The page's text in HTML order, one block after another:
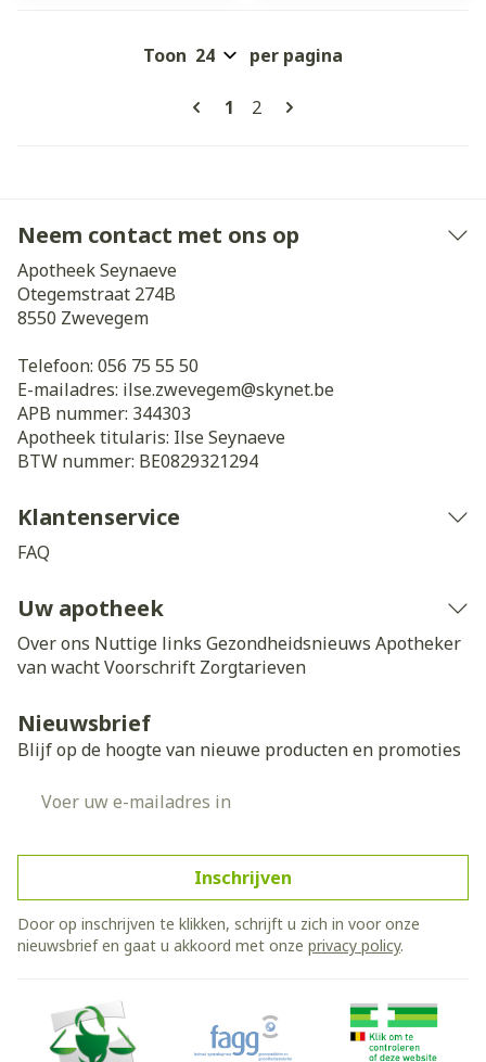
Pagina's
U lees momenteel pagina
1 Pagina
2
Toon per pagina
Neem contact met ons op
Apotheek Seynaeve
Otegemstraat 274B
8550 Zwevegem
Telefoon: 056 75 55 50
E-mailadres: ilse.zwevegem@skynet.be
APB nummer: 344303
Apotheek titularis: Ilse Seynaeve
BTW nummer: BE0829321294
Klantenservice
FAQ
Uw apotheek
Over ons Nuttige links Gezondheidsnieuws Apotheker
van wachtVoorschrift Zorgtarieven
Nieuwsbrief
Blijf op de hoogte van nieuwe producten en promoties
Inschrijven
Door op inschrijven te klikken, schrijft u zich in voor onze
nieuwsbrief en gaat u akkoord met onze privacy policy.